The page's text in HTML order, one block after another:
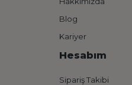
Blog
Kariyer
Hesabım
Sipariş Takibi